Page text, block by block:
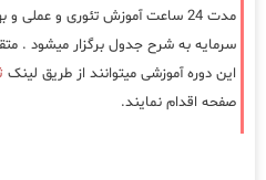
مدت 24 ساعت آموزش تئوری و عملی و بهمراه ارائه
سرمایه به شرح جدول برگزار میشود .
این دوره آموزشی میتوانند از طریق لینک
صفحه اقدام نمایند.